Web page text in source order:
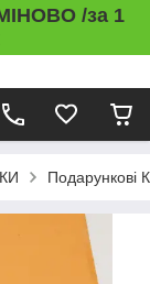
/за 1
Подарункові